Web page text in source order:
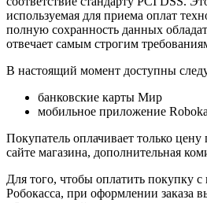
используемая для приема оплат
полную сохранность данных
отвечает самым строгим
В настоящий момент доступны
банковские карты Мир
мобильное приложение
Покупатель оплачивает только
сайте магазина, дополнительная
Для того, чтобы оплатить покупку
Робокасса, при оформлении заказа